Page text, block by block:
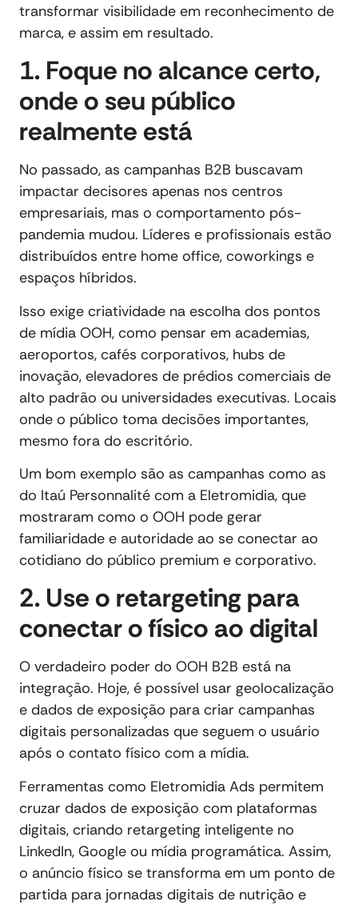
transformar visibilidade em reconhecimento de
marca, e assim em resultado.
1. Foque no alcance certo,
onde o seu público
realmente está
No passado, as campanhas B2B buscavam
impactar decisores apenas nos centros
empresariais, mas o comportamento pós-
pandemia mudou. Líderes e profissionais estão
distribuídos entre home office, coworkings e
espaços híbridos.
Isso exige criatividade na escolha dos pontos
de mídia OOH, como pensar em academias,
aeroportos, cafés corporativos, hubs de
inovação, elevadores de prédios comerciais de
alto padrão ou universidades executivas. Locais
onde o público toma decisões importantes,
mesmo fora do escritório.
Um bom exemplo são as campanhas como as
do Itaú Personnalité com a Eletromidia, que
mostraram como o OOH pode gerar
familiaridade e autoridade ao se conectar ao
cotidiano do público premium e corporativo.
2. Use o retargeting para
conectar o físico ao digital
O verdadeiro poder do OOH B2B está na
integração. Hoje, é possível usar geolocalização
e dados de exposição para criar campanhas
digitais personalizadas que seguem o usuário
após o contato físico com a mídia.
Ferramentas como Eletromidia Ads permitem
cruzar dados de exposição com plataformas
digitais, criando retargeting inteligente no
LinkedIn, Google ou mídia programática. Assim,
o anúncio físico se transforma em um ponto de
partida para jornadas digitais de nutrição e